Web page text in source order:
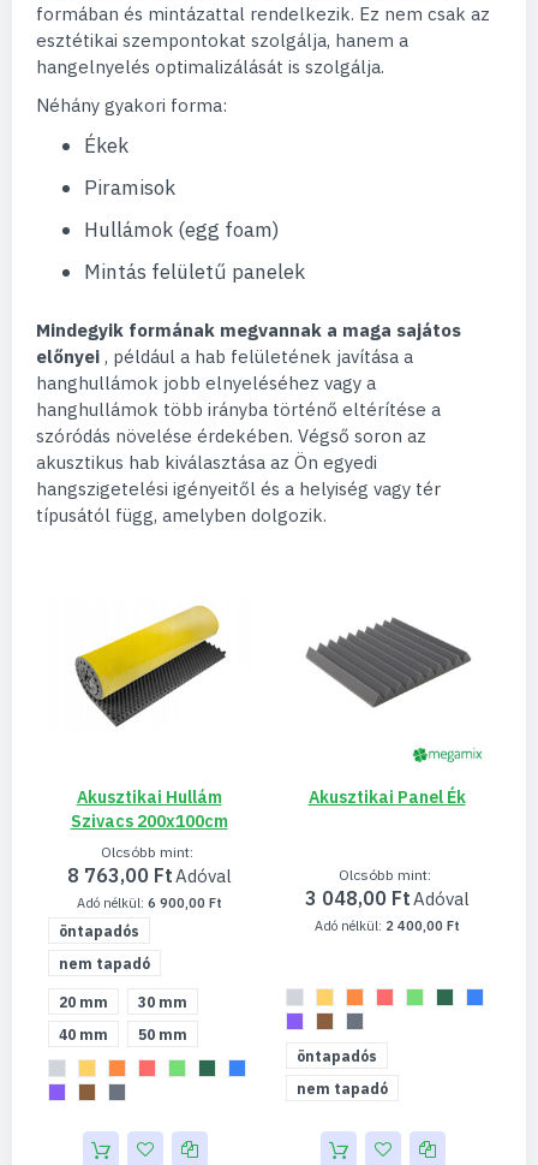
formában és mintázattal rendelkezik. Ez nem csak az
esztétikai szempontokat szolgálja, hanem a
hangelnyelés optimalizálását is szolgálja.
Néhány gyakori forma:
Ékek
Piramisok
Hullámok (egg foam)
Mintás felületű panelek
Mindegyik formának megvannak a maga sajátos
előnyei , például a hab felületének javítása a
hanghullámok jobb elnyeléséhez vagy a
hanghullámok több irányba történő eltérítése a
szóródás növelése érdekében. Végső soron az
akusztikus hab kiválasztása az Ön egyedi
hangszigetelési igényeitől és a helyiség vagy tér
típusától függ, amelyben dolgozik.
Akusztikai Hullám
Szivacs 200x100cm
Olcsóbb mint
8 763,00 Ft
6 900,00 Ft
öntapadós
nem tapadó
20 mm
30 mm
40 mm
50 mm
Akusztikai Panel Ék
Olcsóbb mint
3 048,00 Ft
2 400,00 Ft
öntapadós
nem tapadó